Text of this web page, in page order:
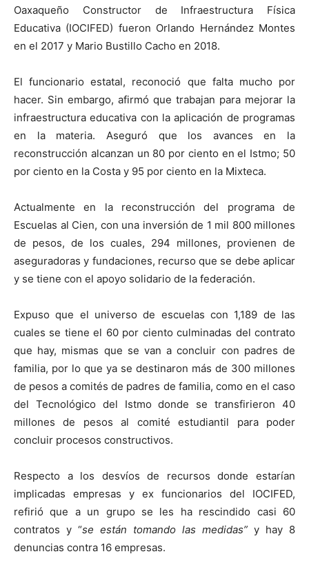
Oaxaqueño Constructor de Infraestructura Física
Educativa (IOCIFED) fueron Orlando Hernández Montes
en el 2017 y Mario Bustillo Cacho en 2018.
El funcionario estatal, reconoció que falta mucho por
hacer. Sin embargo, afirmó que trabajan para mejorar la
infraestructura educativa con la aplicación de programas
en la materia. Aseguró que los avances en la
reconstrucción alcanzan un 80 por ciento en el Istmo; 50
por ciento en la Costa y 95 por ciento en la Mixteca.
Actualmente en la reconstrucción del programa de
Escuelas al Cien, con una inversión de 1 mil 800 millones
de pesos, de los cuales, 294 millones, provienen de
aseguradoras y fundaciones, recurso que se debe aplicar
y se tiene con el apoyo solidario de la federación.
Expuso que el universo de escuelas con 1,189 de las
cuales se tiene el 60 por ciento culminadas del contrato
que hay, mismas que se van a concluir con padres de
familia, por lo que ya se destinaron más de 300 millones
de pesos a comités de padres de familia, como en el caso
del Tecnológico del Istmo donde se transfirieron 40
millones de pesos al comité estudiantil para poder
concluir procesos constructivos.
Respecto a los desvíos de recursos donde estarían
implicadas empresas y ex funcionarios del IOCIFED,
refirió que a un grupo se les ha rescindido casi 60
contratos y “se están tomando las medidas” y hay 8
denuncias contra 16 empresas.